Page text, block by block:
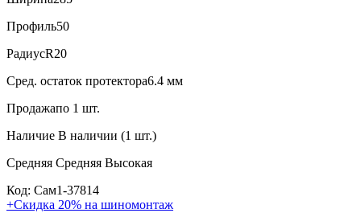
Профиль50
РадиусR20
Сред. остаток протектора6.4 мм
Продажапо 1 шт.
Наличие В наличии (1 шт.)
Средняя Средняя Высокая
Код: Сам1-37814
+Скидка 20% на шиномонтаж